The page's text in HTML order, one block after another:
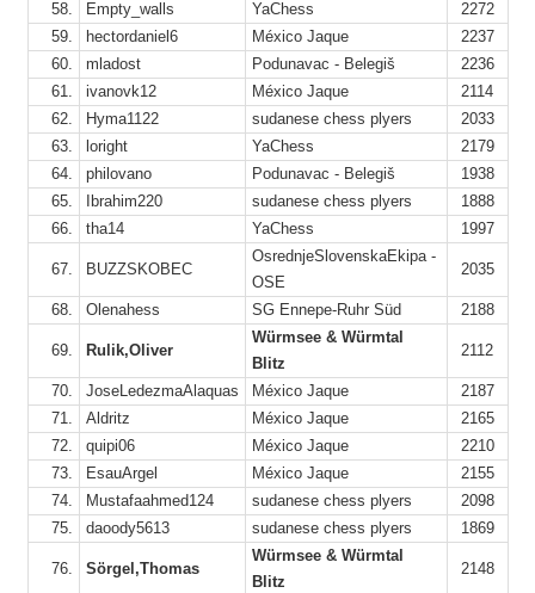
58. Empty_walls YaChess
2272
59.
hectordaniel6 México Jaque
2237
60.
mladost Podunavac - Belegiš
2236
61.
ivanovk12 México Jaque
2114
62.
Hyma1122 sudanese chess plyers
2033
63.
loright YaChess
2179
64.
philovano Podunavac - Belegiš
1938
65.
Ibrahim220 sudanese chess plyers
1888
66.
tha14 YaChess 1997
67. BUZZSKOBEC
OsrednjeSlovenskaEkipa -
OSE
2035
68. Olenahess SG Ennepe-Ruhr Süd 2188
69. Rulik,Oliver
Würmsee & Würmtal
Blitz
2112
70. JoseLedezmaAlaquas México Jaque
2187
71.
Aldritz México Jaque
2165
72.
quipi06 México Jaque
2210
73.
EsauArgel México Jaque
2155
74.
Mustafaahmed124 sudanese chess plyers
2098
75.
daoody5613 sudanese chess plyers 1869
76. Sörgel,Thomas
Würmsee & Würmtal
Blitz
2148